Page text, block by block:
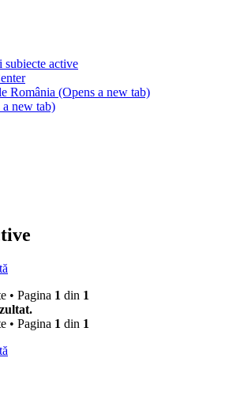
subiecte active
România (Opens a new tab)
a new tab)
• Pagina 1 din 1
• Pagina 1 din 1